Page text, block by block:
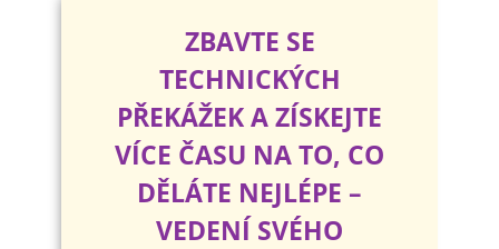
ZBAVTE SE
TECHNICKÝCH
PŘEKÁŽEK A ZÍSKEJTE
VÍCE ČASU NA TO, CO
DĚLÁTE NEJLÉPE –
VEDENÍ SVÉHO